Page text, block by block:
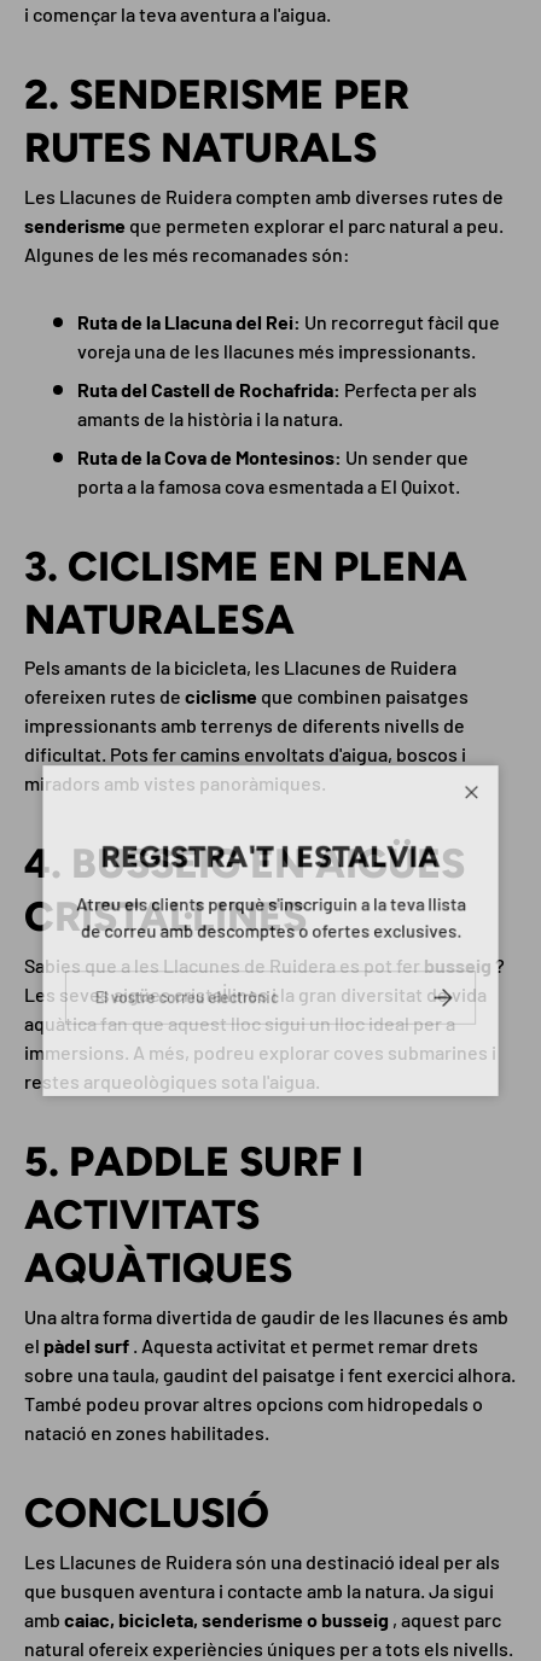
i començar la teva aventura a l'aigua.
2. SENDERISME PER
RUTES NATURALS
Les Llacunes de Ruidera compten amb diverses rutes de
senderisme que permeten explorar el parc natural a peu.
Algunes de les més recomanades són:
Ruta de la Llacuna del Rei: Un recorregut fàcil que
voreja una de les llacunes més impressionants.
Ruta del Castell de Rochafrida: Perfecta per als
amants de la història i la natura.
Ruta de la Cova de Montesinos: Un sender que
porta a la famosa cova esmentada a El Quixot.
3. CICLISME EN PLENA
NATURALESA
Pels amants de la bicicleta, les Llacunes de Ruidera
ofereixen rutes de ciclisme que combinen paisatges
impressionants amb terrenys de diferents nivells de
dificultat. Pots fer camins envoltats d'aigua, boscos i
miradors amb vistes panoràmiques.
4. BUSSEIG EN AIGÜES
CRISTAL·LINES
Sabies que a les Llacunes de Ruidera es pot ferbusseig ?
Les seves aigües cristal·lines i la gran diversitat de vida
aquàtica fan que aquest lloc sigui un lloc ideal per a
immersions. A més, podreu explorar coves submarines i
restes arqueològiques sota l'aigua.
5. PADDLE SURF I
ACTIVITATS
AQUÀTIQUES
Una altra forma divertida de gaudir de les llacunes és amb
el pàdel surf . Aquesta activitat et permet remar drets
sobre una taula, gaudint del paisatge i fent exercici alhora.
També podeu provar altres opcions com hidropedals o
natació en zones habilitades.
CONCLUSIÓ
Les Llacunes de Ruidera són una destinació ideal per als
que busquen aventura i contacte amb la natura. Ja sigui
amb caiac, bicicleta, senderisme o busseig , aquest parc
natural ofereix experiències úniques per a tots els nivells.
REGISTRA'T I ESTALVIA
Atreu els clients perquè s'inscriguin a la teva llista
de correu amb descomptes o ofertes exclusives.
Correu electrònic